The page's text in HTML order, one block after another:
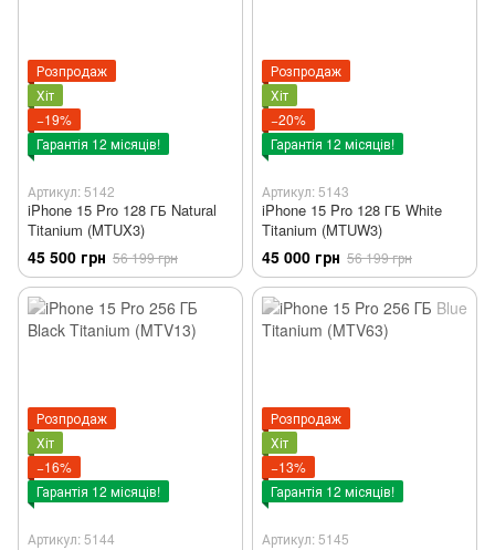
Розпродаж
Хіт
−19%
Гарантія 12 місяців!
Артикул: 5142
iPhone 15 Pro 128 ГБ Natural
Titanium (MTUX3)
45 500 грн 56 199 грн
Розпродаж
Хіт
−20%
Гарантія 12 місяців!
Артикул: 5143
iPhone 15 Pro 128 ГБ White
Titanium (MTUW3)
45 000 грн 56 199 грн
Розпродаж
Хіт
−16%
Гарантія 12 місяців!
Артикул: 5144
Розпродаж
Хіт
−13%
Гарантія 12 місяців!
Артикул: 5145